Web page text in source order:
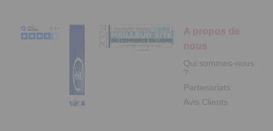
A propos de
nous
Qui sommes-nous
?
Partenariats
Avis Clients